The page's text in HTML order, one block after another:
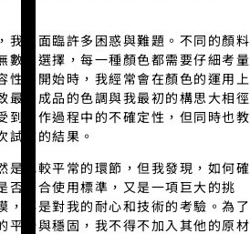
我又面臨許多困惑與難題。不同的顏料
數的選擇，每一種顏色都需要仔細考量
性。開始時，我經常會在顏色的運用上
最終成品的色調與我最初的構思大相徑
到創作過程中的不確定性，但同時也教
試驗的結果。
是比較平常的環節，但我發現，如何確
否符合使用標準，又是一項巨大的挑
，都是對我的耐心和技術的考驗。為了
平滑與穩固，我不得不加入其他的原材